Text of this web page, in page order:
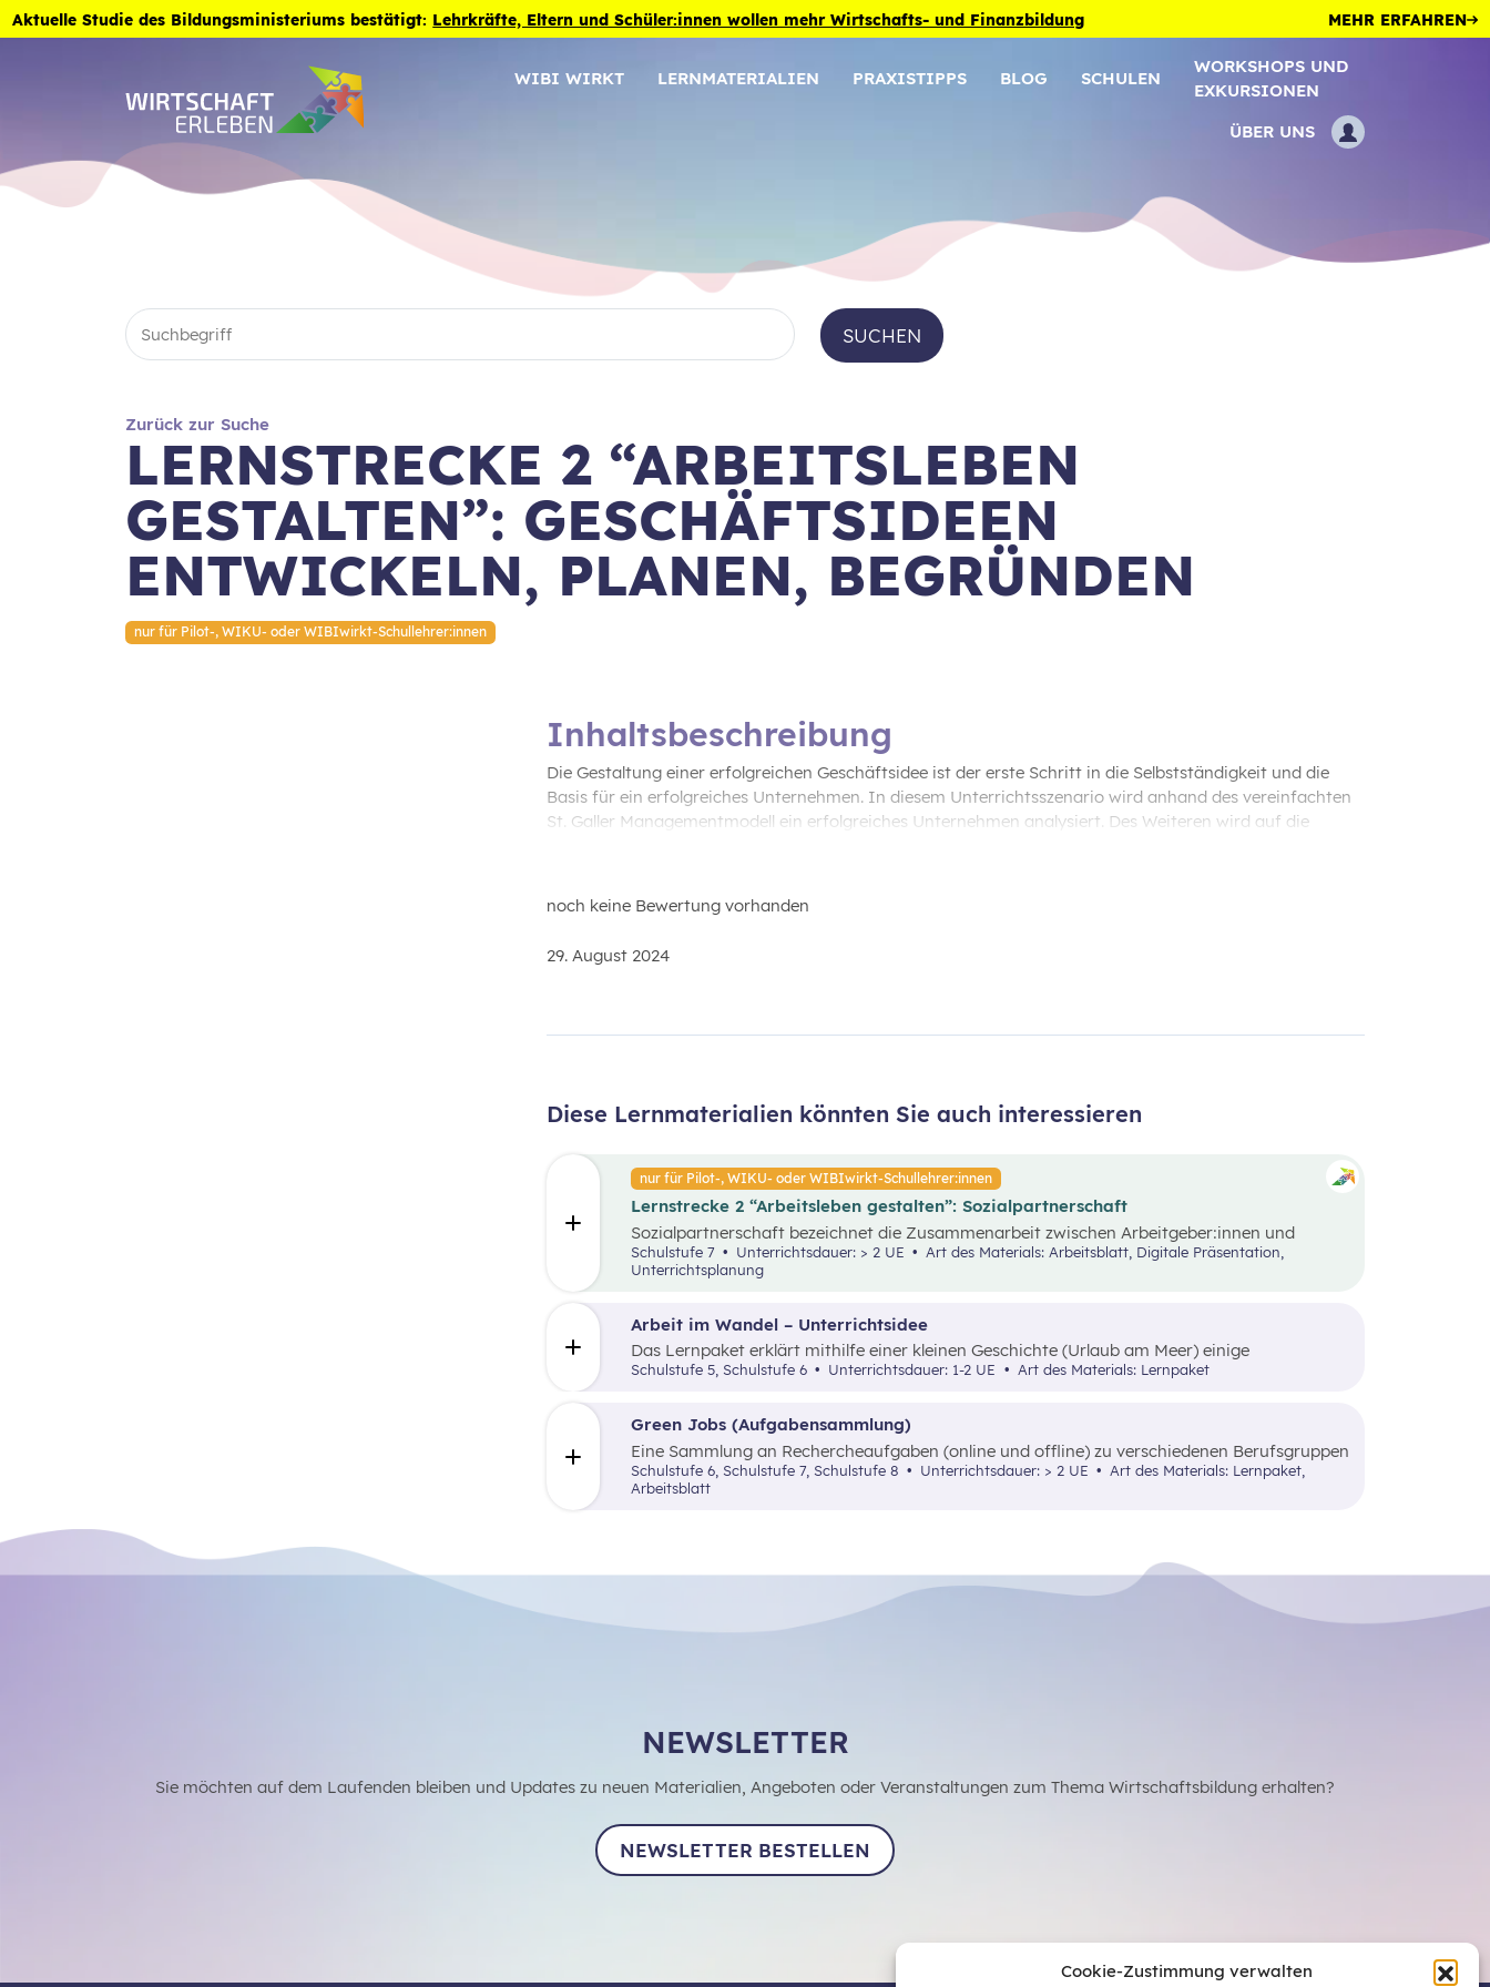
Cookie-Zustimmung verwalten
Zum Inhalt der Seite springen
Aktuelle Studie des Bildungsministeriums bestätigt: Lehrkräfte, Eltern und Schüler:innen wollen mehr Wirtschafts- und Finanzbildung MEHR ERFAHREN
WIBI WIRKT LERNMATERIALIEN PRAXISTIPPS BLOG SCHULEN
WORKSHOPS UND
EXKURSIONEN
ÜBER UNS
SUCHEN
Zurück zur Suche
LERNSTRECKE 2 “ARBEITSLEBEN
GESTALTEN”: GESCHÄFTSIDEEN
ENTWICKELN, PLANEN, BEGRÜNDEN
nur für Pilot-, WIKU- oder WIBIwirkt-Schullehrer:innen
Inhaltsbeschreibung
Die Gestaltung einer erfolgreichen Geschäftsidee ist der erste Schritt in die Selbstständigkeit und die
Basis für ein erfolgreiches Unternehmen. In diesem Unterrichtsszenario wird anhand des vereinfachten
St. Galler Managementmodell ein erfolgreiches Unternehmen analysiert. Des Weiteren wird auf die
noch keine Bewertung vorhanden
29. August 2024
Diese Lernmaterialien könnten Sie auch interessieren
Arbeit im Wandel – Unterrichtsidee
Das Lernpaket erklärt mithilfe einer kleinen Geschichte (Urlaub am Meer) einige
Fachbegriffe zum Thema ‘Arbeit’. In weiterer Folge erarbeiten die Schüler:innen, wie man
Schulstufe 5, Schulstufe 6 Unterrichtsdauer: 1-2 UE Art des Materials: Lernpaket
nur für Pilot-, WIKU- oder WIBIwirkt-Schullehrer:innen
Lernstrecke 2 “Arbeitsleben gestalten”: Sozialpartnerschaft
Sozialpartnerschaft bezeichnet die Zusammenarbeit zwischen Arbeitgeber:innen und
Arbeitnehmer:innen sowie deren Interessenvertretungen. Ziel ist es, Arbeitsbedingungen,
Löhne und Arbeitsrechte durch Verhandlungen und gemeinsame Vereinbarungen zu
gestalten und Konflikte zu vermeiden. Dieses Modell fördert den sozialen Frieden und trägt
Sozialpartnerschaft erläutert und die Rollen der beteiligten Akteure beleuchtet.
Schulstufe 7 Unterrichtsdauer: > 2 UE
Unterrichtsplanung
Green Jobs (Aufgabensammlung)
Eine Sammlung an Rechercheaufgaben (online und offline) zu verschiedenen Berufsgruppen
mit Fokus auf Green Jobs.Schulstufe 6, Schulstufe 7, Schulstufe 8 Unterrichtsdauer: > 2 UE
Arbeitsblatt
NEWSLETTER
Sie möchten auf dem Laufenden bleiben und Updates zu neuen Materialien, Angeboten oder Veranstaltungen zum Thema Wirtschaftsbildung erhalten?
NEWSLETTER BESTELLEN